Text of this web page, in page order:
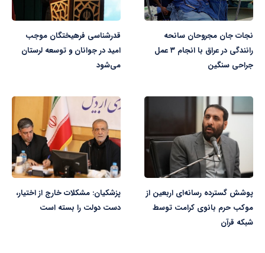
نجات جان مجروحان سانحه
رانندگی در عراق با انجام ۳ عمل
جراحی سنگین
قدرشناسی فرهیختگان موجب
امید در جوانان و توسعه لرستان
می‌شود
پوشش گسترده رسانه‌ای اربعین از
موکب حرم بانوی کرامت توسط
شبکه قرآن
پزشکیان: مشکلات خارج از اختیار،
دست دولت را بسته است